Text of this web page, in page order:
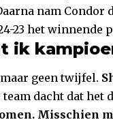
nam Condor
23 het winnende
ik
geen twijfel.
dacht dat het
Misschien